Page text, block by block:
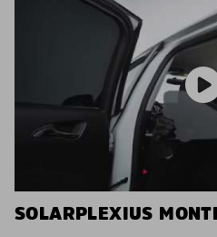
SOLARPLEXIUS